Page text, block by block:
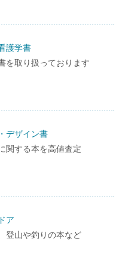
護学書
を取り扱っております
デザイン書
関する本を高値査定
ア
登山や釣りの本など